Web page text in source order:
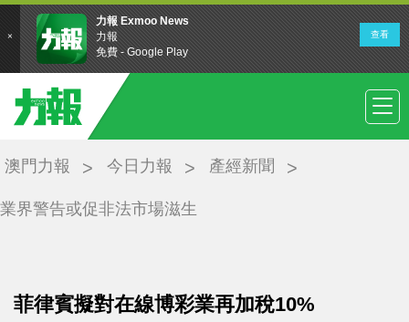
澳門力報 今日力報 產經新聞
業界警告或促非法市場滋生
菲律賓擬對在線博彩業再加稅10%